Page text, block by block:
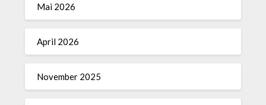
Mai 2026
April 2026
November 2025